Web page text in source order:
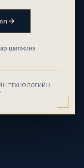
шилжинэ
ТЕХНОЛОГИЙН